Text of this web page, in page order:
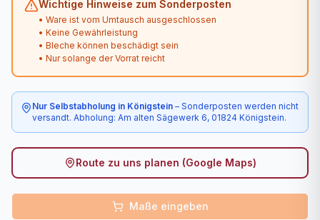
Wichtige Hinweise zum Sonderposten
• Ware ist vom Umtausch ausgeschlossen
• Keine Gewährleistung
• Bleche können beschädigt sein
• Nur solange der Vorrat reicht
Nur Selbstabholung in Königstein – Sonderposten werden nicht
versandt. Abholung: Am alten Sägewerk 6, 01824 Königstein.
Route zu uns planen (Google Maps)
Maße eingeben